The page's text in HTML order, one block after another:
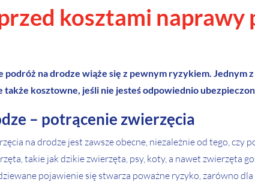
kosztami
podróż na drodze wiąże się z pewnym ryzykiem.
także kosztowne, jeśli nie jesteś odpowiednio
– potrącenie zwierzęcia
na drodze jest zawsze obecne, niezależnie od tego,
takie jak dzikie zwierzęta, psy, koty, a nawet zwierzęta
pojawienie się stwarza poważne ryzyko, zarówno